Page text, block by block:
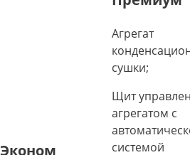
Эконом
Агрегат
сушки;
Щит
агрегатом с
системой